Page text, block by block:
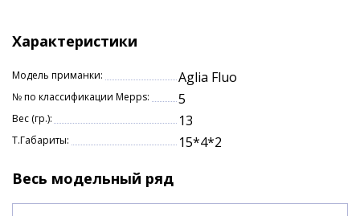
Характеристики
Модель приманки: Aglia Fluo
№ по классификации Mepps: 5
Вес (гр.): 13
Т.Габариты: 15*4*2
Весь модельный ряд